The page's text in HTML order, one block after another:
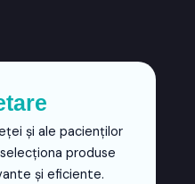
și ale pacienților
produse
și eficiente.